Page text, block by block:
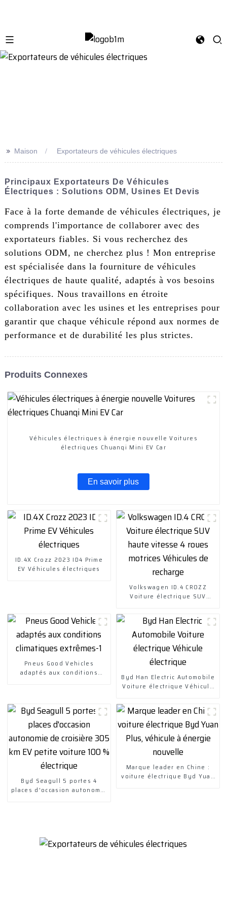
>> Maison Exportateurs de véhicules électriques
Principaux Exportateurs De Véhicules
Électriques : Solutions ODM, Usines Et Devis
Face à la forte demande de véhicules électriques, je
comprends l'importance de collaborer avec des
exportateurs fiables. Si vous recherchez des
solutions ODM, ne cherchez plus ! Mon entreprise
est spécialisée dans la fourniture de véhicules
électriques de haute qualité, adaptés à vos besoins
spécifiques. Nous travaillons en étroite
collaboration avec les usines et les entreprises pour
garantir que chaque véhicule répond aux normes de
performance et de durabilité les plus strictes.
Produits Connexes
Véhicules électriques à énergie nouvelle Voitures
électriques Chuanqi Mini EV Car
En savoir plus
ID.4X Crozz 2023 ID4 Prime
EV Véhicules électriques
Volkswagen ID.4 CROZZ
Voiture électrique SUV
recharge
Pneus Good Vehicles
adaptés aux conditions
Byd Han Electric Automobile
Voiture électrique Véhicule
Byd Seagull 5 portes 4
places d'occasion autonomie
Marque leader en Chine :
voiture électrique Byd Yuan